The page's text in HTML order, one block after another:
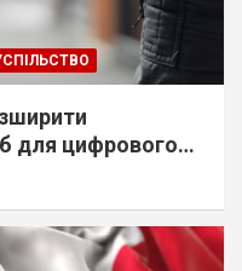
для цифрового